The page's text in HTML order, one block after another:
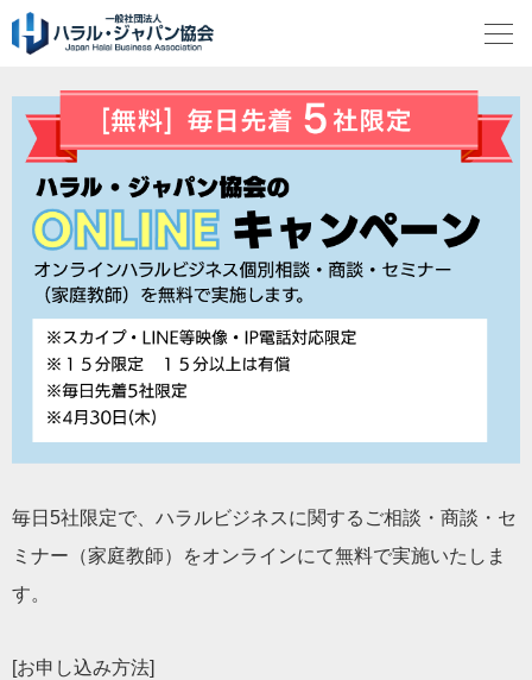
毎日5社限定で、ハラルビジネスに関するご相談・商談・セ
ミナー（家庭教師）をオンラインにて無料で実施いたしま
す。
[お申し込み方法]